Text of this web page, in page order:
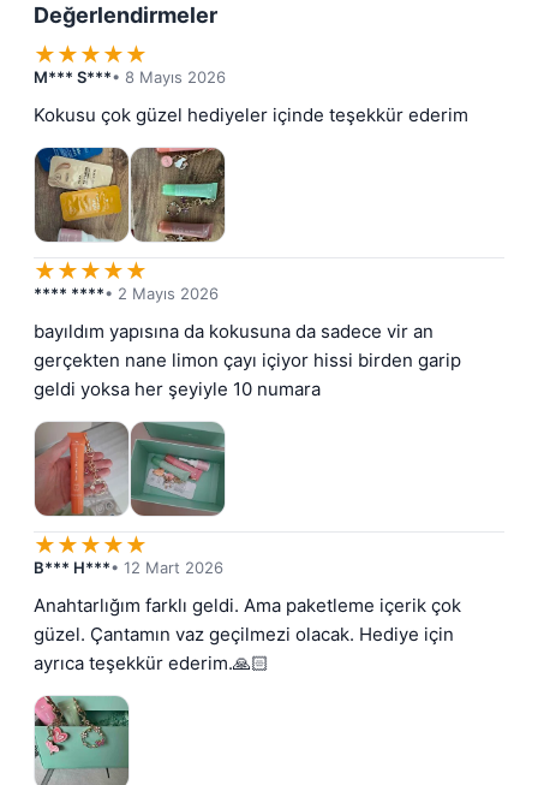
Değerlendirmeler
★★★★★
M*** S***• 8 Mayıs 2026
Kokusu çok güzel hediyeler içinde teşekkür ederim
★★★★★
**** ****• 2 Mayıs 2026
bayıldım yapısına da kokusuna da sadece vir an
gerçekten nane limon çayı içiyor hissi birden garip
geldi yoksa her şeyiyle 10 numara
★★★★★
B*** H***• 12 Mart 2026
Anahtarlığım farklı geldi. Ama paketleme içerik çok
güzel. Çantamın vaz geçilmezi olacak. Hediye için
ayrıca teşekkür ederim.🙏🏻